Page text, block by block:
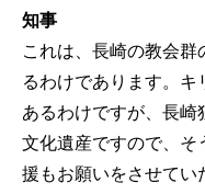
知事
これは、長崎の教会
るわけであります。キ
あるわけですが、長崎
文化遺産ですので、そ
援もお願いをさせてい